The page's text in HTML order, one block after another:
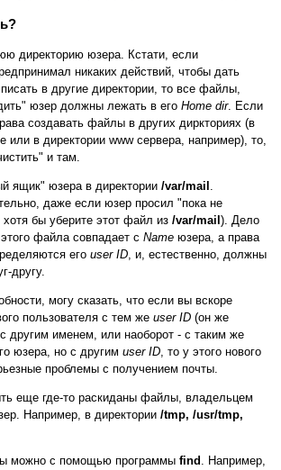
директорию юзера. Кстати, если
никаких действий, чтобы дать
в другие директории, то все файлы,
юзер должны лежать в его Home dir. Если
создавать файлы в других диркториях (в
или в директории www сервера, например), то,
и там.
ящик" юзера в директории /var/mail .
даже если юзер просил "пока не
бы уберите этот файл из /var/mail ). Дело
файла совпадает с Name юзера, а права
его user ID, и, естественно, должны
другу.
могу сказать, что если вы вскоре
пользователя с тем же user ID (он же
другим именем, или наоборот - с таким же
юзера, но с другим user ID, то у этого нового
проблемы с получением почты.
еще где-то раскиданы файлы, владельцем
Например, в директории /tmp, /usr/tmp,
можно с помощью программы find . Например,